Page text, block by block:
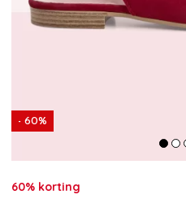
- 60%
60% korting